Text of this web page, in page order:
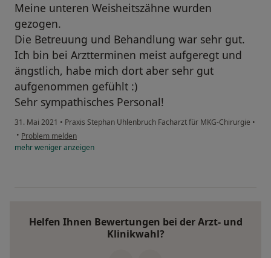
Meine unteren Weisheitszähne wurden
gezogen.
Die Betreuung und Behandlung war sehr gut.
Ich bin bei Arztterminen meist aufgeregt und
ängstlich, habe mich dort aber sehr gut
aufgenommen gefühlt :)
Sehr sympathisches Personal!
31. Mai 2021 • Praxis Stephan Uhlenbruch Facharzt für MKG-Chirurgie •
• Problem melden
mehrwenigeranzeigen
Helfen Ihnen Bewertungen bei der Arzt- und
Klinikwahl?